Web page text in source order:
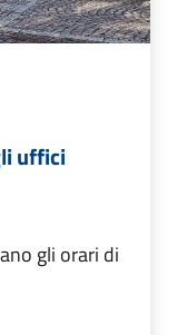
uffici
gli orari di